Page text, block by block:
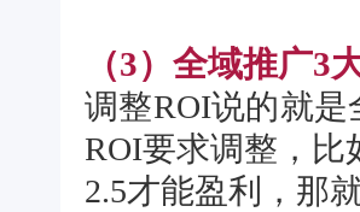
（3）全域推广3
调整ROI说的就
ROI要求调整，比
2.5才能盈利，那